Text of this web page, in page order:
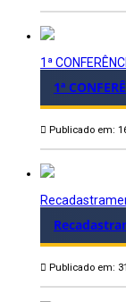
1ª
1ª
Publicado em:
Publicado em: